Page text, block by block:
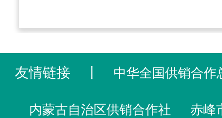
友情链接 中华全国供销合作
内蒙古自治区供销合作社 赤峰